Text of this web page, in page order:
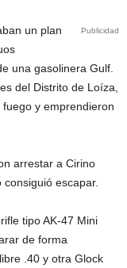
Publicidad
un plan
una gasolinera Gulf.
del Distrito de Loíza,
y emprendieron
arrestar a Cirino
escapar.
tipo AK-47 Mini
de forma
.40 y otra Glock